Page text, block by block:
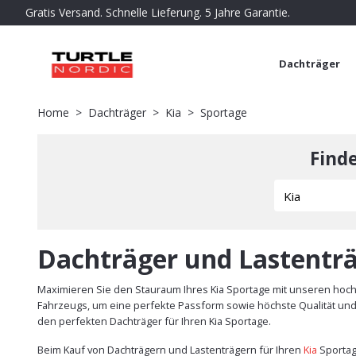
Gratis Versand. Schnelle Lieferung. 5 Jahre Garantie.
Dachträger
Home Dachträger Kia Sportage
Dachträger und
Maximieren Sie den Stauraum Ihres Kia Sportage mit unseren
Fahrzeugs, um eine perfekte Passform sowie höchste Qualität
den perfekten Dachträger für Ihren Kia Sportage.
Beim Kauf von Dachträgern und Lastenträgern für Ihren Kia